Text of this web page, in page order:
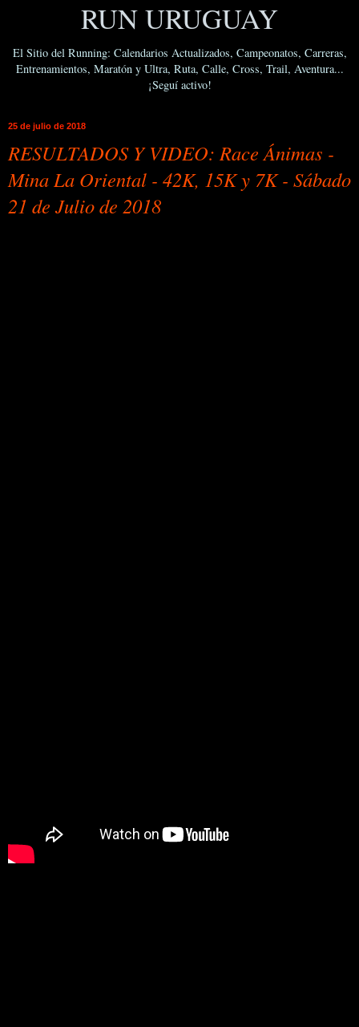
RUN URUGUAY
El Sitio del Running: Calendarios Actualizados, Campeonatos, Carreras,
Entrenamientos, Maratón y Ultra, Ruta, Calle, Cross, Trail, Aventura...
¡Seguí activo!
25 de julio de 2018
RESULTADOS Y VIDEO: Race Ánimas -
Mina La Oriental - 42K, 15K y 7K - Sábado
21 de Julio de 2018